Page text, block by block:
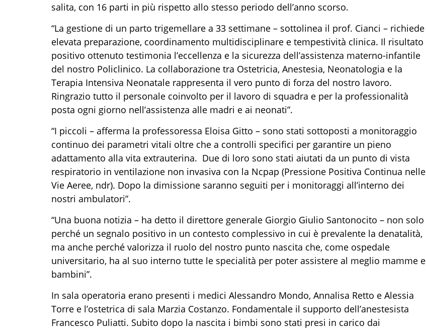
salita, con 16 parti in più rispetto allo stesso periodo dell’anno scorso.
“La gestione di un parto trigemellare a 33 settimane – sottolinea il prof. Cianci – richiede
elevata preparazione, coordinamento multidisciplinare e tempestività clinica. Il risultato
positivo ottenuto testimonia l’eccellenza e la sicurezza dell’assistenza materno-infantile
del nostro Policlinico. La collaborazione tra Ostetricia, Anestesia, Neonatologia e la
Terapia Intensiva Neonatale rappresenta il vero punto di forza del nostro lavoro.
Ringrazio tutto il personale coinvolto per il lavoro di squadra e per la professionalità
posta ogni giorno nell’assistenza alle madri e ai neonati”.
“I piccoli – afferma la professoressa Eloisa Gitto – sono stati sottoposti a monitoraggio
continuo dei parametri vitali oltre che a controlli specifici per garantire un pieno
adattamento alla vita extrauterina. Due di loro sono stati aiutati da un punto di vista
respiratorio in ventilazione non invasiva con la Ncpap (Pressione Positiva Continua nelle
Vie Aeree, ndr). Dopo la dimissione saranno seguiti per i monitoraggi all’interno dei
nostri ambulatori”.
“Una buona notizia – ha detto il direttore generale Giorgio Giulio Santonocito – non solo
perché un segnalo positivo in un contesto complessivo in cui è prevalente la denatalità,
ma anche perché valorizza il ruolo del nostro punto nascita che, come ospedale
universitario, ha al suo interno tutte le specialità per poter assistere al meglio mamme e
bambini”.
In sala operatoria erano presenti i medici Alessandro Mondo, Annalisa Retto e Alessia
Torre e l’ostetrica di sala Marzia Costanzo. Fondamentale il supporto dell’anestesista
Francesco Puliatti. Subito dopo la nascita i bimbi sono stati presi in carico dai